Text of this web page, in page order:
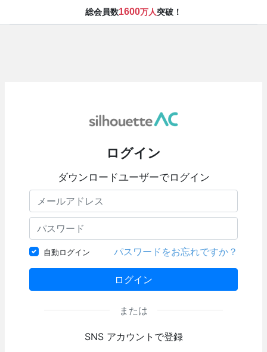
総会員数1600万人突破！
ログイン
ダウンロードユーザーでログイン
自動ログイン パスワードをお忘れですか？
ログイン
または
SNS アカウントで登録